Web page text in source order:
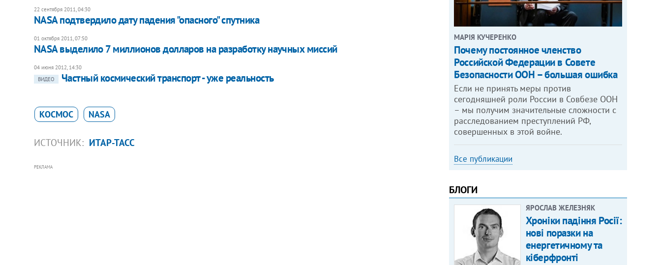
22 сентября 2011, 04:30
NASA подтвердило дату падения "опасного" спутника
01 октября 2011, 07:50
NASA выделило 7 миллионов долларов на разработку научных миссий
04 июня 2012, 14:30
ВИДЕО
Частный космический транспорт - уже реальность
КОСМОС NASA
ИСТОЧНИК: ИТАР-ТАСС
РЕКЛАМА
МАРІЯ КУЧЕРЕНКО
​Почему постоянное членство
Российской Федерации в Совете
Безопасности ООН – большая ошибка
Если не принять меры против
сегодняшней роли России в Совбезе ООН
– мы получим значительные сложности с
расследованием преступлений РФ,
совершенных в этой войне.
Все публикации
БЛОГИ
ЯРОСЛАВ ЖЕЛЕЗНЯК
Хроніки падіння Росії:
нові поразки на
енергетичному та
кіберфронті